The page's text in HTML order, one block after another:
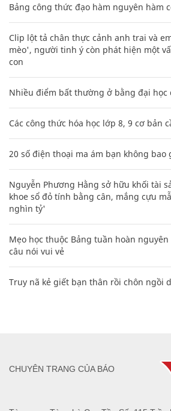
Bảng công thức đạo hàm nguyên hàm
Clip lột tả chân thực cảnh anh trai và
mèo', người tinh ý còn phát hiện một
con
Nhiều điểm bất thường ở bằng đại học
Các công thức hóa học lớp 8, 9 cơ bản
20 số điện thoại ma ám bạn không bao
Nguyễn Phương Hằng sở hữu khối tài
khoe sổ đỏ tính bằng cân, mắng cựu
nghìn tỷ'
Mẹo học thuộc Bảng tuần hoàn
câu nói vui vẻ
Truy nã kẻ giết bạn thân rồi chôn ngồi
CHUYÊN TRANG CỦA BÁO